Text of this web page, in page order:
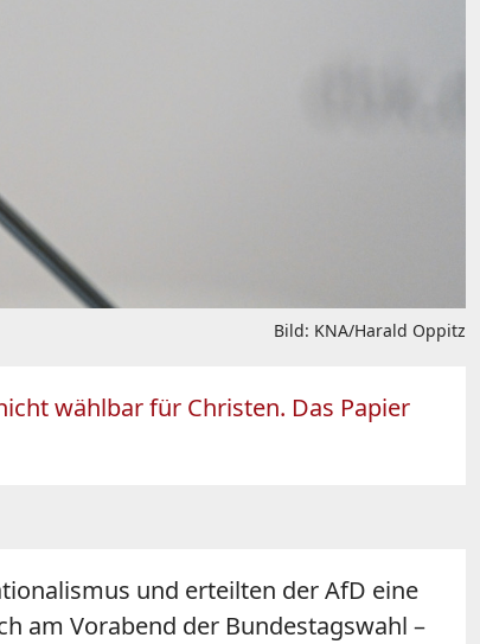
Bild: KNA/Harald Oppitz
wählbar für Christen. Das Papier
und erteilten der AfD eine
am Vorabend der Bundestagswahl –